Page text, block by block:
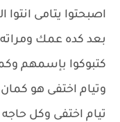
اصبحتوا يتامى انتوا
بعد كده عمك
كتبوكوا بإسمهم
وتيام اختفى هو
تيام اختفى وكل